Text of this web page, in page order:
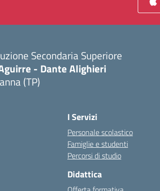
Secondaria Superiore
- Dante Alighieri
(TP)
I Servizi
Personale scolastico
Famiglie e studenti
Percorsi di studio
Didattica